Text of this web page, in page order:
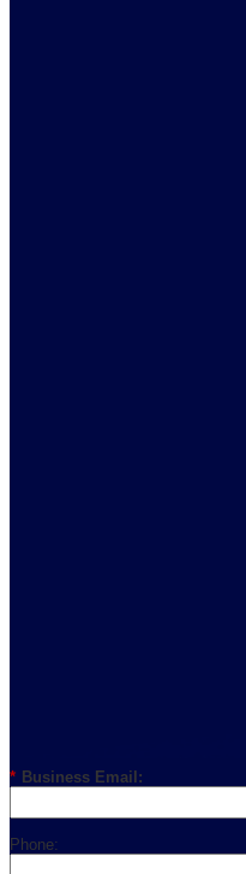
* Business Email:
Phone: